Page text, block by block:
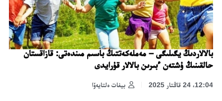
بالالاردىڭ يگىلىگى – مەملەكەتتىڭ باسىم مىندەتى: قازاقستان
حالقىنىڭ ۇشتەن ءبىرىن بالالار قۇرايدى
بيفات ەلتايەۆا 12:04، 24 قاڭتار 2025